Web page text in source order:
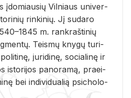
įdo­miau­sių Vil­niaus uni­ver­
rin­ki­nių. Jį su­da­ro
m. rank­raš­ti­nių
Teis­mų kny­gų tu­ri­
ju­ri­di­nę, so­cia­li­nę ir
is­to­ri­jos pa­no­ra­mą, pra­ei­
bei in­di­vi­dua­lią psi­cho­lo­